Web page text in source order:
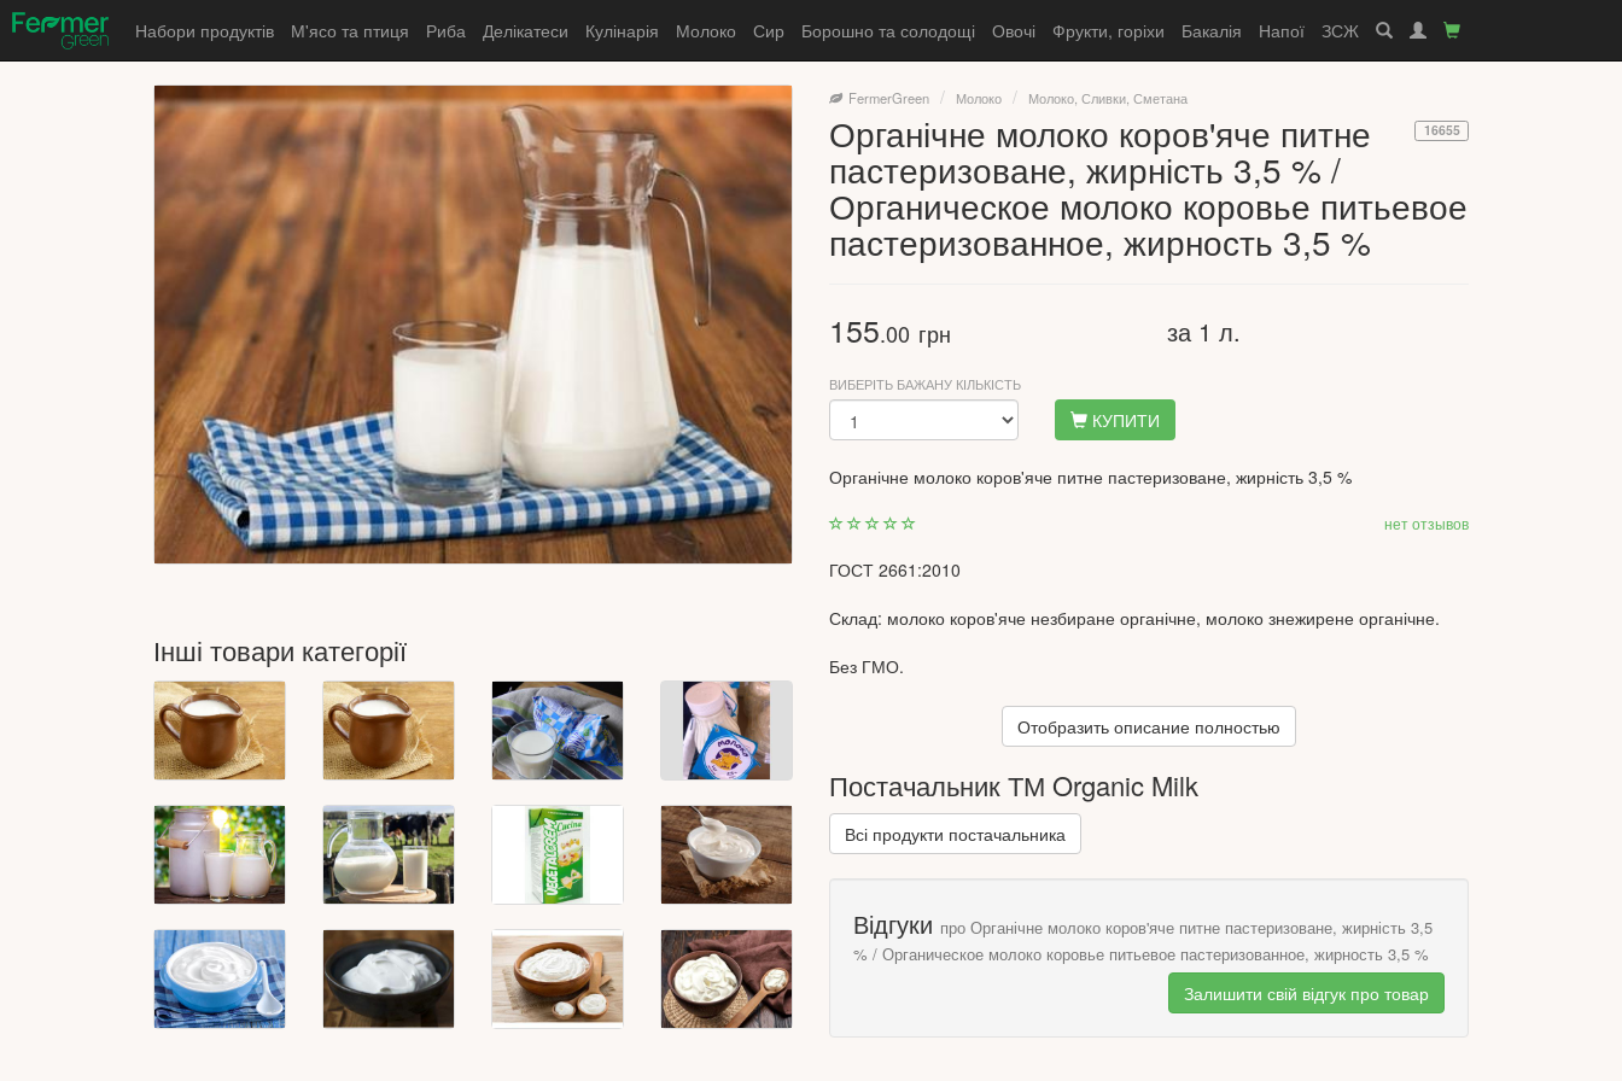
Набори продуктів М'ясо та птиця Риба Делікатеси Кулінарія Молоко Сир Борошно та солодощі Овочі Фрукти, горіхи Бакалія Напої ЗСЖ
Інші товари категорії
FermerGreen Молоко Молоко, Сливки, Сметана
16655
Органічне молоко коров'яче питне
пастеризоване, жирність 3,5 % /
Органическое молоко коровье питьевое
пастеризованное, жирность 3,5 %
155.00 грн за 1 л.
ВИБЕРІТЬ БАЖАНУ КІЛЬКІСТЬ
КУПИТИ
Органічне молоко коров'яче питне пастеризоване, жирність 3,5 %
нет отзывов
ГОСТ 2661:2010
Склад: молоко коров'яче незбиране органічне, молоко знежирене органічне.
Без ГМО.
Маса нетто: 1000г-15г
4,7г.
Енергетична цінність (калорійність) 100 г продукту: 259 кДж (62ккал)
Умови зберігання: при температурі 4±2°С у герметично закритій упаковці.
Отобразить описание полностью
Постачальник ТМ Organic Milk
Всі продукти постачальника
Відгуки про Органічне молоко коров'яче питне пастеризоване, жирність 3,5
% / Органическое молоко коровье питьевое пастеризованное, жирность 3,5 %
Залишити свій відгук про товар